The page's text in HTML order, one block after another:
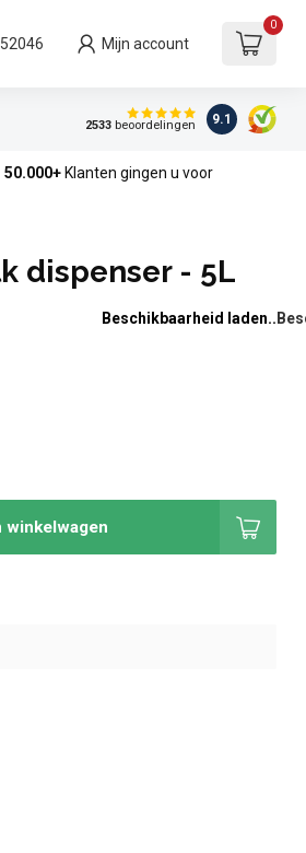
Mijn account
0
2533beoordelingen 9.1
50.000+Klanten gingen u voor
dispenser - 5L
Beschikbaarheid laden..
winkelwagen